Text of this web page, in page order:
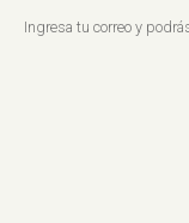
Ingresa tu correo y